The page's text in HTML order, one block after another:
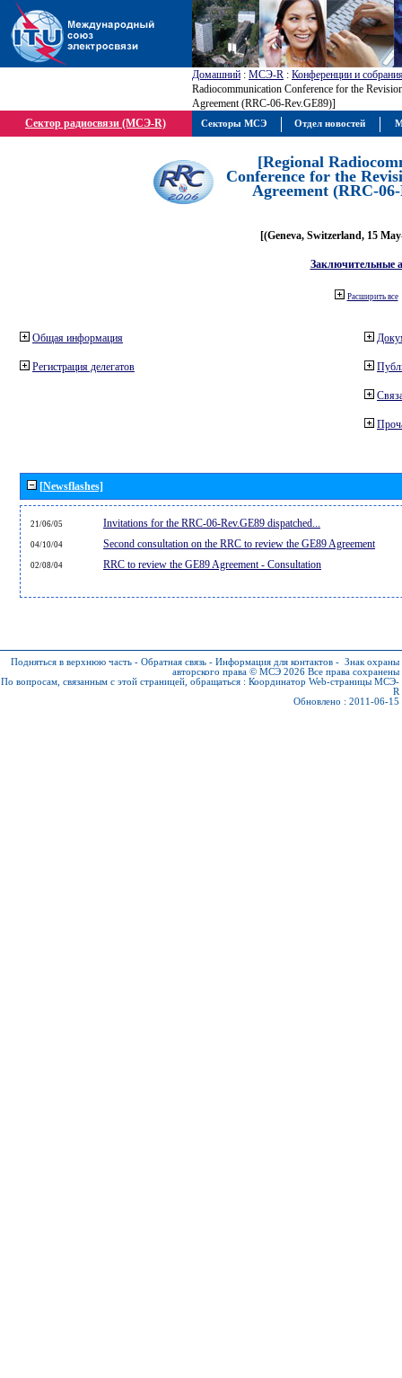
Домашний : МСЭ-R : Конференции и
Radiocommunication Conference for the
Agreement (RRC-06-Rev.GE89)]
Сектор радиосвязи (МСЭ-R)
[Regional
Conference for the
Agreement (RRC-
[(Geneva, Switzerland, 15
Заключительные
Расширить все
Общая информация
Регистрация делегатов
[Newsflashes]
21/06/05 Invitations for the RRC-06-Rev.GE89 dispatched...
04/10/04 Second consultation on the RRC to review the GE89 Agreement
02/08/04 RRC to review the GE89 Agreement - Consultation
Подняться в верхнюю часть - Обратная связь - Информация для контактов - Знак охраны
авторского права © МСЭ 2026 Все права сохранены
По вопросам, связанным с этой страницей, обращаться : Координатор Web-страницы МСЭ-
R
Обновлено : 2011-06-15
Секторы МСЭ Отдел новостей